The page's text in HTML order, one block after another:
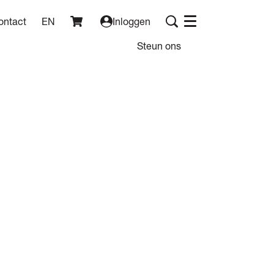
EN Inloggen
Steun ons
Menu